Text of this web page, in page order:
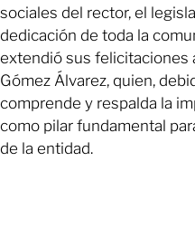
sociales del rector, el
dedicación de toda la
extendió sus felicitaciones
Gómez Álvarez, quien,
comprende y respalda la
como pilar fundamental
de la entidad.